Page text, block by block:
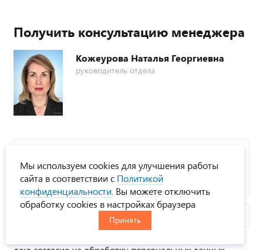
Получить консультацию менеджера
Кожеурова Наталья Георгиевна
руководитель отдела
Задайте
вопрос*
Телефон
Мы используем cookies для улучшения работы
сайта в соответствии с Политикой
конфиденциальности . Вы можете отключить
обработку cookies в настройках браузера
Принять